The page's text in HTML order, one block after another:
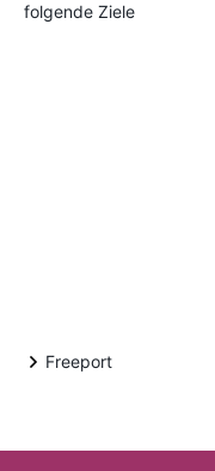
folgende Ziele
Freeport